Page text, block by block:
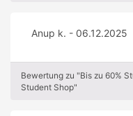
Anup k. - 06.12.2025
Bewertung zu "Bis zu 60%
Student Shop"